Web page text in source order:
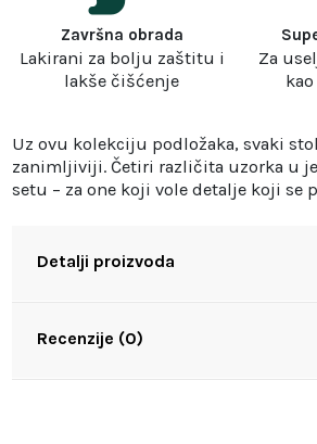
Završna obrada
Lakirani za bolju zaštitu i
lakše čišćenje
Za
Uz ovu kolekciju podložaka, svaki
zanimljiviji. Četiri različita uzorka u
setu – za one koji vole detalje koji se
Detalji proizvoda
Recenzije (0)